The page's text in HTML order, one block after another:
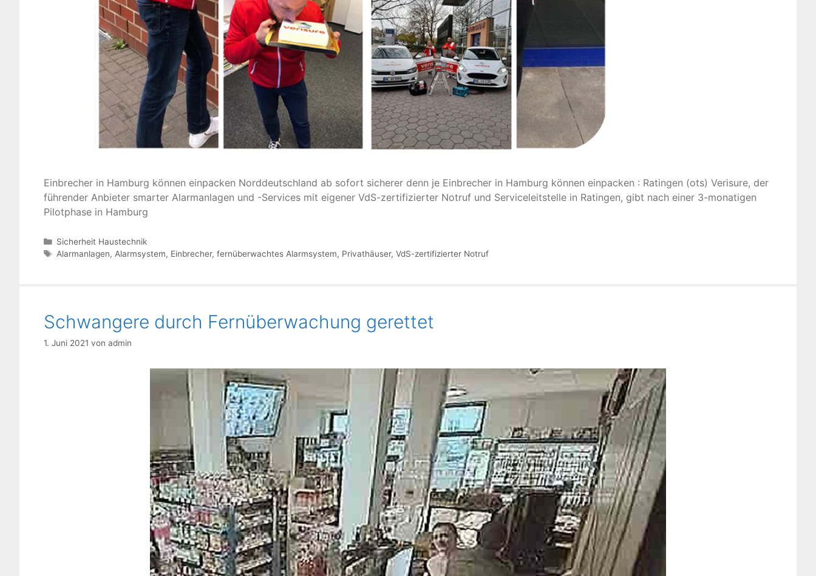
Einbrecher in Hamburg können einpacken Norddeutschland ab sofort sicherer denn je Einbrecher in Hamburg können einpacken : Ratingen (ots) Verisure, der
führender Anbieter smarter Alarmanlagen und -Services mit eigener VdS-zertifizierter Notruf und Serviceleitstelle in Ratingen, gibt nach einer 3-monatigen
Pilotphase in Hamburg
Kategorien
Sicherheit Haustechnik
Schlagwörter
Alarmanlagen, Alarmsystem, Einbrecher,fernüberwachtes Alarmsystem, Privathäuser,VdS-zertifizierter Notruf
Schwangere durch Fernüberwachung gerettet
1. Juni 2021 von admin